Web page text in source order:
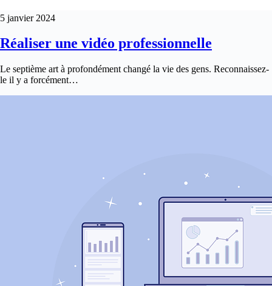
5 janvier 2024
Réaliser une vidéo professionnelle
Le septième art à profondément changé la vie des gens. Reconnaissez-
le il y a forcément…